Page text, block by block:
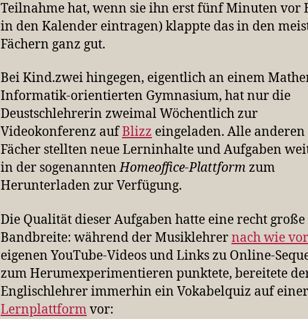
Teilnahme hat, wenn sie ihn erst fünf Minuten vor
in den Kalender eintragen) klappte das in den
Fächern ganz gut.
Bei Kind.zwei hingegen, eigentlich an einem
Informatik-orientierten Gymnasium, hat nur die
Deustschlehrerin zweimal Wöchentlich zur
Videokonferenz aufBlizz eingeladen. Alle anderen
Fächer stellten neue Lerninhalte und Aufgaben
in der sogenanntenHomeoffice-Plattformzum
Herunterladen zur Verfügung.
Die Qualität dieser Aufgaben hatte eine recht große
Bandbreite: während der Musiklehrernach wie vor
eigenen YouTube-Videos und Links zu Online-
zum Herumexperimentieren punktete, bereitete
Englischlehrer immerhin ein Vokabelquiz auf einer
Lernplattformvor: